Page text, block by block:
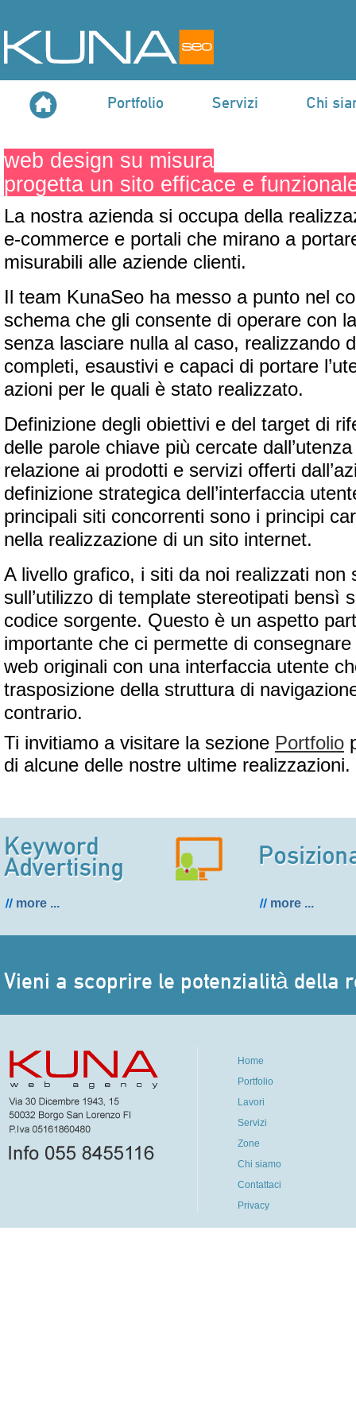
Portfolio Servizi Chi
web design su misura
progetta un sito efficace e
La nostra azienda si occupa della
e-commerce e portali che mirano a
misurabili alle aziende clienti.
Il team KunaSeo ha messo a punto nel
schema che gli consente di operare con
senza lasciare nulla al caso, realizzando
completi, esaustivi e capaci di portare
azioni per le quali è stato realizzato.
Definizione degli obiettivi e del target di
delle parole chiave più cercate
relazione ai prodotti e servizi offerti
definizione strategica dell’interfaccia
principali siti concorrenti sono i principi
nella realizzazione di un sito internet.
A livello grafico, i siti da noi realizzati non
sull’utilizzo di template stereotipati bensì
codice sorgente. Questo è un aspetto
importante che ci permette di
web originali con una interfaccia utente
trasposizione della struttura di
contrario.
Ti invitiamo a visitare la sezione Portfolio
di alcune delle nostre ultime realizzazioni.
more ... more ...
Vieni a scoprire le potenzialità della
Home
Portfolio
Lavori
Servizi
Zone
Chi siamo
Contattaci
Privacy